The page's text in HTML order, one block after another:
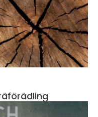
träförädling